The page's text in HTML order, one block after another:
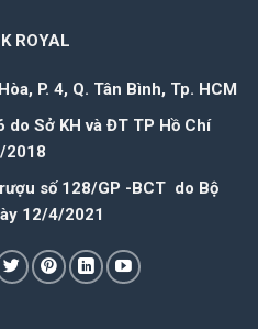
ROYAL
P. 4, Q. Tân Bình, Tp. HCM
do Sở KH và ĐT TP Hồ Chí
2018
số 128/GP -BCT do Bộ
12/4/2021